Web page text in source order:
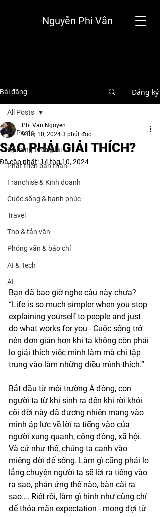
Nguyễn Phi Vân
Bài đăng Đăng ký
All Posts
Kỹ năng tương lai
Phát triển bản thân
Franchise & Kinh doanh
Cuộc sống & hạnh phúc
Travel
Thơ & tản văn
Phỏng vấn & báo chí
AI & Tech
AI
All Posts
SAO PHẢI GIẢI THÍCH?
Phi Van Nguyen
9 thg 10, 2024 3 phút đọc
Đã cập nhật:14 thg 10, 2024
Bạn đã bao giờ nghe câu này chưa?
“Life is so much simpler when you stop
explaining yourself to people and just
do what works for you - Cuộc sống trở
nên đơn giản hơn khi ta không còn phải
lo giải thích việc mình làm mà chỉ tập
trung vào làm những điều mình thích.”
Bắt đầu từ môi trường Á đông, con
người ta từ khi sinh ra đến khi rời khỏi
cõi đời này đã đương nhiên mang vào
mình áp lực về lời ra tiếng vào của
người xung quanh, cộng đồng, xã hội.
Và cứ như thế, chúng ta canh vào
miệng đời để sống. Làm gì cũng phải lo
lắng chuyện người ta sẽ lời ra tiếng vào
ra sao, phản ứng thế nào, bàn cãi ra
sao…. Riết rồi, làm gì hình như cũng chỉ
để thỏa mãn expectation - mong đợi từ